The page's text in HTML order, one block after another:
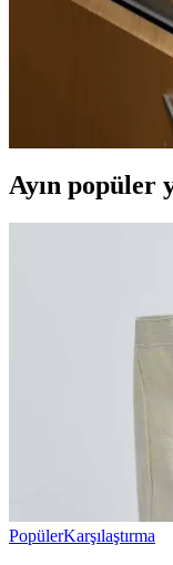
Bottega Veneta
Kullanım ve
Bottega Veneta
renk seçenekleri,
kullanıcılar arasında
Ayın popüler
PopülerKarşılaştırma